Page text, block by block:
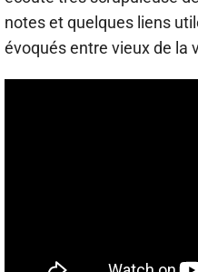
notes et quelques liens
évoqués entre vieux de la